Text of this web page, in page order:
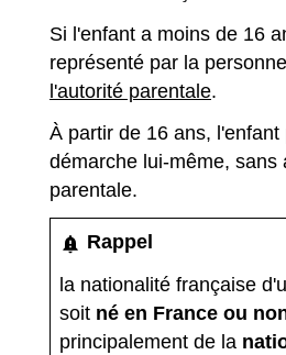
Si l'enfant a moins de 16
représenté par la
l'autorité parentale.
À partir de 16 ans, l'enfant
démarche lui-même, sans
parentale.
notification_important Rappel
la nationalité française
soit né en France ou
principalement de la